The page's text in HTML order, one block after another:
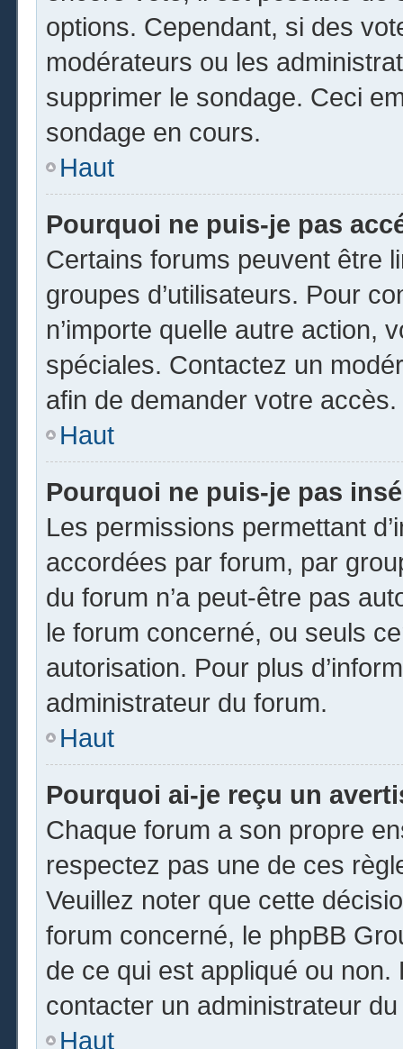
options. Cependant, si des
modérateurs ou les
supprimer le sondage. Ceci
sondage en cours.
Haut
Pourquoi ne puis-je pas
Certains forums peuvent être
groupes d’utilisateurs. Pour
n’importe quelle autre action,
spéciales. Contactez un
afin de demander votre accès.
Haut
Pourquoi ne puis-je pas
Les permissions permettant
accordées par forum, par
du forum n’a peut-être pas
le forum concerné, ou seuls
autorisation. Pour plus
administrateur du forum.
Haut
Pourquoi ai-je reçu un
Chaque forum a son propre
respectez pas une de ces
Veuillez noter que cette
forum concerné, le phpBB
de ce qui est appliqué ou non.
contacter un administrateur
Haut